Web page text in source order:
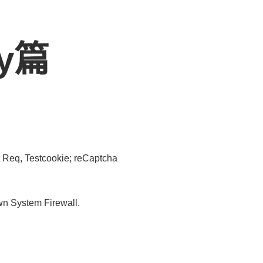
篇
Testcookie; reCaptcha
System Firewall.